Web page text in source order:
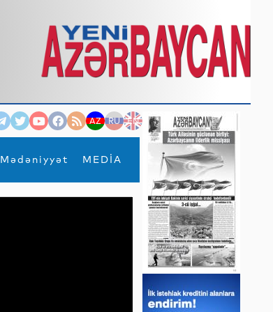
AZ RU EN
Mədəniyyət MEDİA
×